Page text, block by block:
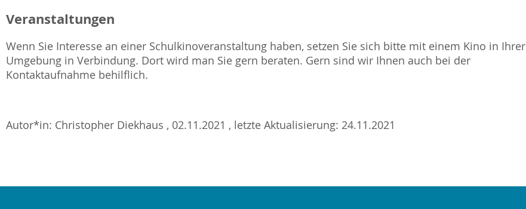
Veranstaltungen
Wenn Sie Interesse an einer Schulkinoveranstaltung haben, setzen Sie sich bitte mit einem Kino in Ihrer
Umgebung in Verbindung. Dort wird man Sie gern beraten. Gern sind wir Ihnen auch bei der
Kontaktaufnahme behilflich.
Autor*in: Christopher Diekhaus , 02.11.2021 , letzte Aktualisierung: 24.11.2021